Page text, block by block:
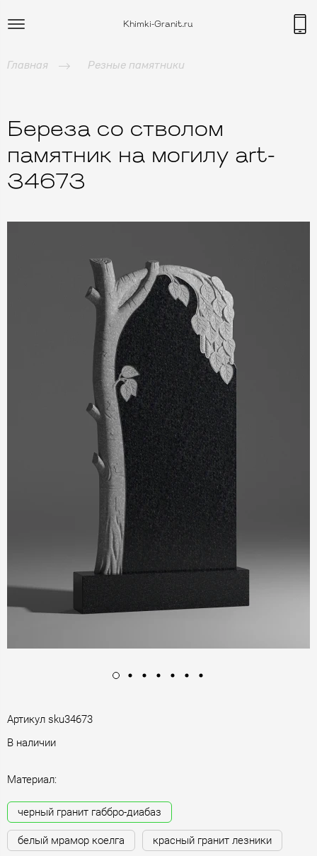
Khimki-Granit.ru
Главная Резные памятники
Береза со стволом
памятник на могилу art-
34673
Артикул sku34673
В наличии
Материал:
черный гранит габбро-диабаз
белый мрамор коелга красный гранит лезники